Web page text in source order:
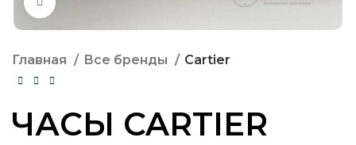
Главная Все бренды Cartier
ЧАСЫ CARTIER